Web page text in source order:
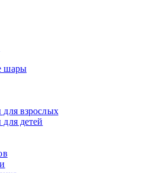
шары
взрослых
детей